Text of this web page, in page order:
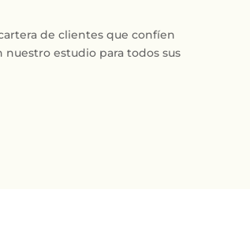
de clientes que confíen
estudio para todos sus